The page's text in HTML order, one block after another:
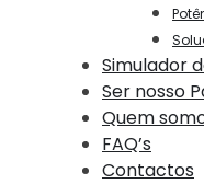
Simulador
Ser nosso
Quem
FAQ’s
Contactos